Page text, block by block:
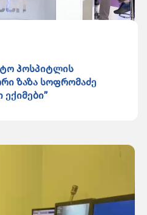
ჰოსპიტლის
ზაზა სოფრომაძე
ექიმები”